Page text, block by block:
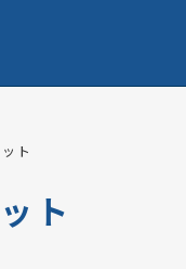
ト
ト